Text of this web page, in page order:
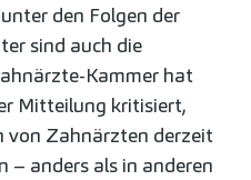
den Folgen der
sind auch die
Kammer hat
Mitteilung kritisiert,
von Zahnärzten derzeit
– anders als in anderen